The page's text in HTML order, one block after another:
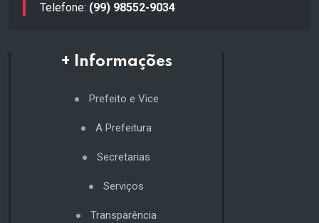
Telefone: (99) 98552-9034
+ Informações
Prefeito e Vice
A Prefeitura
Secretarias
Serviços
Transparência